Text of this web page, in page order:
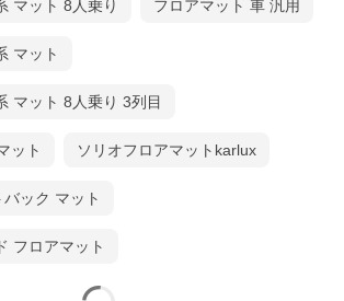
マット 8人乗り フロアマット 車 汎用
マット
マット 8人乗り 3列目
ット ソリオフロアマットkarlux
ック マット
フロアマット